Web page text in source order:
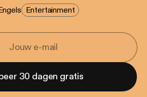
Entertainment
30 dagen gratis